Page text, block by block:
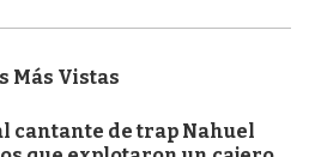
Más Vistas
cantante de trap Nahuel